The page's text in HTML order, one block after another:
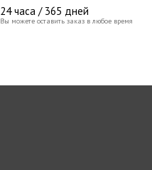
24 часа / 365 дней
Вы можете оставить заказ в любое время